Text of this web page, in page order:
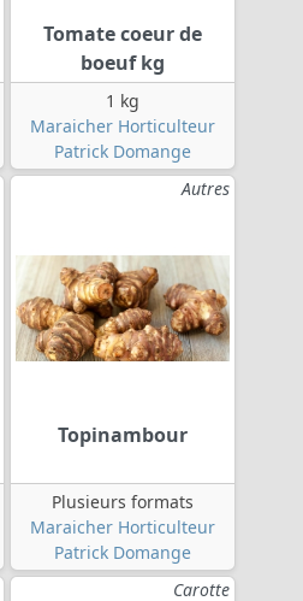
Tomate coeur de
boeuf kg
1 kg
Maraicher Horticulteur
Patrick Domange
Autres
Topinambour
Plusieurs formats
Maraicher Horticulteur
Patrick Domange
Carotte